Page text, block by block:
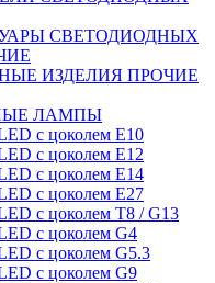
СВЕТОДИОДНЫХ
ИЗДЕЛИЯ ПРОЧИЕ
ЛАМПЫ
c цоколем E10
c цоколем E12
c цоколем E14
c цоколем E27
c цоколем T8 / G13
c цоколем G4
c цоколем G5.3
c цоколем G9